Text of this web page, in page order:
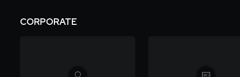
CORPORATE